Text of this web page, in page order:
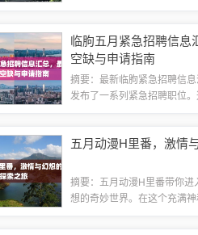
保公众了解准确的信息，避免
临朐五月紧急招聘信息
空缺与申请指南
摘要：最新临朐紧急招聘信
发布了一系列紧急招聘职位
历一场人才与职业的热烈碰
五月动漫H里番，激情
摘要：五月动漫H里番带你进
想的奇妙世界。在这个充满